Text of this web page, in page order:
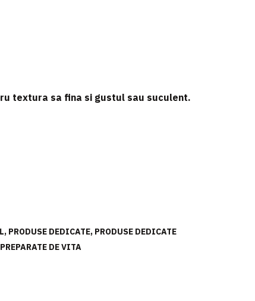
textura sa fina si gustul sau suculent.
,PRODUSE DEDICATE,PRODUSE DEDICATE
DE VITA